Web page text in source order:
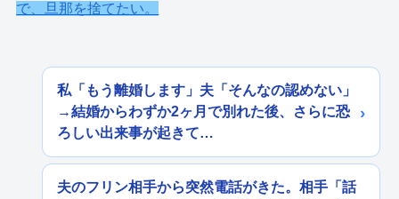
で、旦那を捨てたい。
私「もう離婚します」夫「そんなの認めない」
→結婚からわずか2ヶ月で別れた後、さらに恐
ろしい出来事が起きて…
夫のフリン相手から突然電話がきた。相手「話